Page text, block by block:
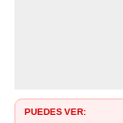
PUEDES VER: